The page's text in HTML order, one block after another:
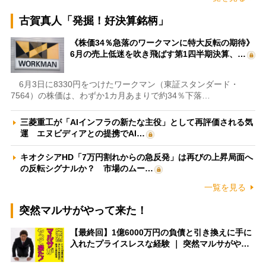
古賀真人「発掘！好決算銘柄」
《株価34％急落のワークマンに特大反転の期待》
6月の売上低迷を吹き飛ばす第1四半期決算、…
6月3日に8330円をつけたワークマン（東証スタンダード・
7564）の株価は、わずか1カ月あまりで約34％下落…
三菱重工が「AIインフラの新たな主役」として再評価される気
運 エヌビディアとの提携でAI…
キオクシアHD「7万円割れからの急反発」は再びの上昇局面へ
の反転シグナルか？ 市場のムー…
一覧を見る
突然マルサがやって来た！
【最終回】1億6000万円の負債と引き換えに手に
入れたプライスレスな経験 ｜ 突然マルサがや…